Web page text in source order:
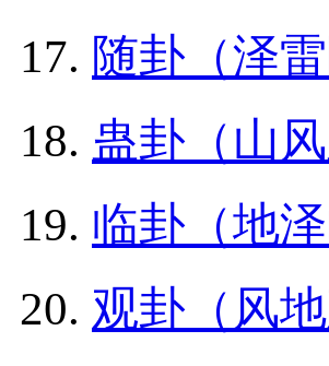
随卦（泽雷
蛊卦（山风
临卦（地泽
观卦（风地